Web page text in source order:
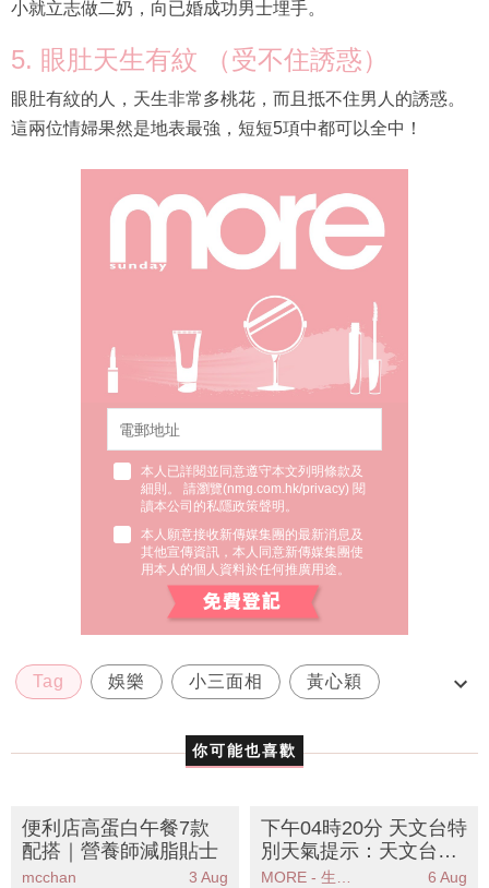
小就立志做二奶，向已婚成功男士埋手。
5. 眼肚天生有紋 （受不住誘惑）
眼肚有紋的人，天生非常多桃花，而且抵不住男人的誘惑。
這兩位情婦果然是地表最強，短短5項中都可以全中！
本人已詳閱並同意遵守本文列明條款及
細則。 請瀏覽(nmg.com.hk/privacy) 閱
讀本公司的私隱政策聲明。
本人願意接收新傳媒集團的最新消息及
其他宣傳資訊，本人同意新傳媒集團使
用本人的個人資料於任何推廣用途。
Tag 娛樂 小三面相 黃心穎
你可能也喜歡
便利店高蛋白午餐7款
配搭｜營養師減脂貼士
mcchan 3 Aug
下午04時20分 天文台特
別天氣提示：天文台提
醒高溫天氣持續市民需
MORE - 生活品味 6 Aug